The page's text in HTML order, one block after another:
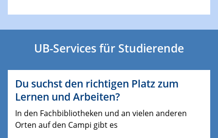
UB-Services für Studierende
Du suchst den richtigen Platz zum
Lernen und Arbeiten?
In den Fachbibliotheken und an vielen anderen
Orten auf den Campi gibt es